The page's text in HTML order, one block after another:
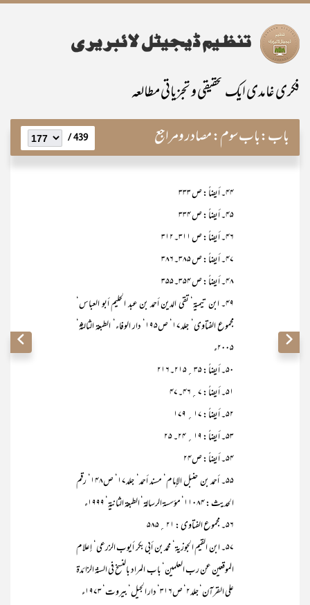
فکری غامدی ایک تحقیقی و تجزیاتی مطالعہ
باب:باب سوم: مصادر ومراجع 439 /
۴۴۔ أیضاً : ص ۳۳۳
۴۵۔ أیضاً : ص ۳۳۴
۴۶۔ أیضاً : ص ۳۱۱۔۳۱۲
۴۷۔ أیضاً : ص ۳۸۵۔۳۸۶
۴۸۔ أیضاً : ص ۳۵۴۔۳۵۵
۴۹۔ ابن تیمیۃ‘ تقی الدین أحمد بن عبد الحلیم أبو العباس‘
مجموع الفتاوی‘ جلد۱۷‘ ص۱۹۵‘ دار الوفاء‘ الطبعۃ الثالثۃ‘
۲۰۰۵ء
۵۰۔ أیضاً : ۳۵؍۲۱۵۔۲۱۶
۵۱۔ أیضاً : ۷؍۴۶۔۴۷
۵۲۔ أیضاً : ۱۷؍ ۱۷۹
۵۳۔ أیضاً : ۱۹؍ ۲۴۔ ۲۵
۵۴۔ أیضاً : ص۲۴
۵۵۔ أحمد بن حنبل الإمام‘ مسند أحمد‘ جلد۱۷‘ ص۱۴۸‘ رقم
الحدیث : ۱۱۰۸۴‘ مؤسسۃ الرسالۃ‘ الطبعۃ الثانیۃ‘ ۱۹۹۹ء
۵۶۔ مجموع الفتاوی : ۲۱؍۵۸۵
۵۷۔ ابن القیم الجوزیۃ‘ محمد بن أبی بکر أیوب الزرعی‘ إعلام
الموقعین عن رب العلمین‘ باب المراد بالنسخ فی السنۃ الزائدۃ
علی القرآن‘ جلد۲‘ ص۳۱۶‘ دار الجیل‘ بیروت‘ ۱۹۷۳ء